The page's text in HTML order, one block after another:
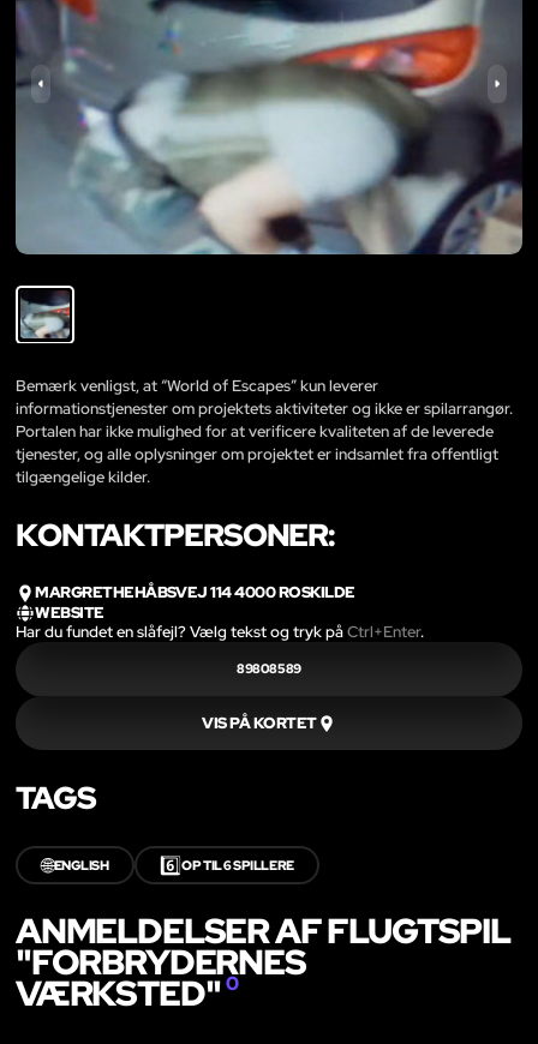
Bemærk venligst, at “World of Escapes” kun leverer
informationstjenester om projektets aktiviteter og ikke er spilarrangør.
Portalen har ikke mulighed for at verificere kvaliteten af de leverede
tjenester, og alle oplysninger om projektet er indsamlet fra offentligt
tilgængelige kilder.
KONTAKTPERSONER:
MARGRETHEHÅBSVEJ 114 4000 ROSKILDE
WEBSITE
Har du fundet en slåfejl? Vælg tekst og tryk påCtrl+Enter.
89808589
VIS PÅ KORTET
TAGS
🌐ENGLISH 6️⃣OP TIL 6 SPILLERE
ANMELDELSER AF FLUGTSPIL
"FORBRYDERNES
VÆRKSTED"0